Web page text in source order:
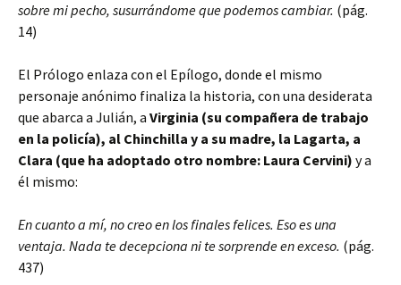
sobre mi pecho, susurrándome que podemos cambiar. (pág.
14)
El Prólogo enlaza con el Epílogo, donde el mismo
personaje anónimo finaliza la historia, con una desiderata
que abarca a Julián, a Virginia (su compañera de trabajo
en la policía), al Chinchilla y a su madre, la Lagarta, a
Clara (que ha adoptado otro nombre: Laura Cervini) y a
él mismo:
En cuanto a mí, no creo en los finales felices. Eso es una
ventaja. Nada te decepciona ni te sorprende en exceso. (pág.
437)